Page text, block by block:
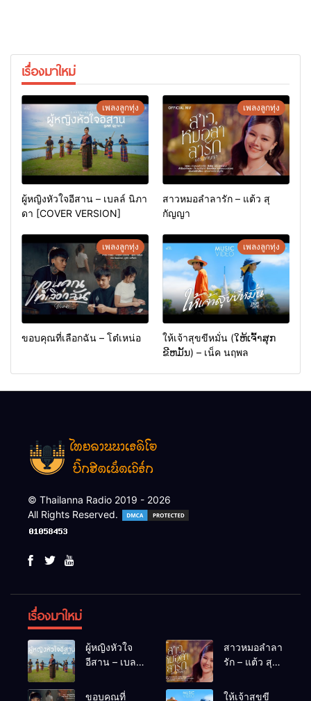
เรื่องมาใหม่
เพลงลูกทุ่ง
ผู้หญิงหัวใจอีสาน – เบลล์ นิภา
ดา [COVER VERSION]
เพลงลูกทุ่ง
สาวหมอลำลารัก – แต้ว สุ
กัญญา
เพลงลูกทุ่ง
ขอบคุณที่เลือกฉัน – โต๋เหน่อ
เพลงลูกทุ่ง
ให้เจ้าสุขขีหมั่น (ໃຫ້ເຈົ້າສຸກ
ຂີຫມັ້ນ) – เน็ค นฤพล
© Thailanna Radio 2019 - 2026
All Rights Reserved.
เรื่องมาใหม่
ผู้หญิงหัวใจ
อีสาน – เบลล์
[COVER
สาวหมอลำลา
รัก – แต้ว สุ
ขอบคุณที่
ให้เจ้าสุขขี